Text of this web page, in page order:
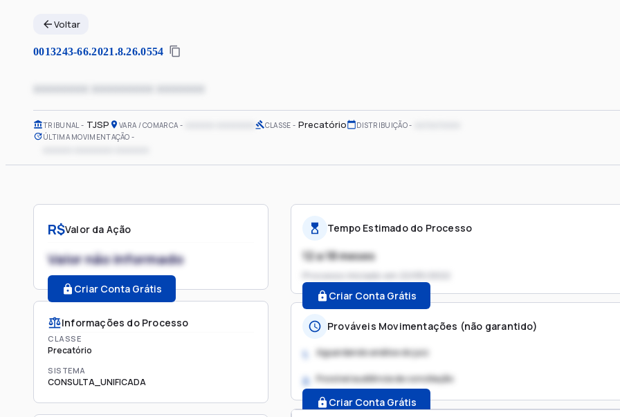
Voltar
0013243-66.2021.8.26.0554
xxxxxxxx xxxxxxxxx xxxxxxx
TRIBUNAL TJSP VARA / COMARCA CLASSE Precatório DISTRIBUIÇÃO
ÚLTIMA MOVIMENTAÇÃO
R$Valor da Ação
Valor não informado
Criar Conta Grátis
Informações do Processo
CLASSE
Precatório
SISTEMA
CONSULTA_UNIFICADA
Tempo Estimado do Processo
12 a 18 meses
Processo iniciado em
Criar Conta Grátis
Prováveis Movimentações (não garantido)
1. Aguardando análise do juiz
2. Possível audiência de conciliação
Criar Conta Grátis